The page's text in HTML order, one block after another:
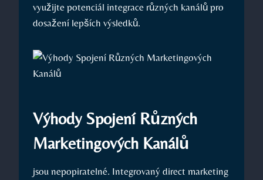
využijte potenciál integrace různých kanálů pro
dosažení lepších výsledků.
Výhody Spojení Různých⁣
Marketingových Kanálů
jsou ‍nepopiratelné. Integrovaný direct⁣ marketing